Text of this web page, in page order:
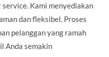
Kami menyediakan
dan fleksibel. Proses
pelanggan yang ramah
Anda semakin